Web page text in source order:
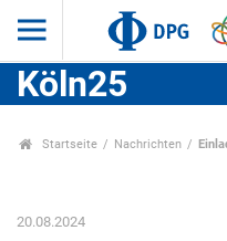
Köln25
Startseite Nachrichten
20.08.2024